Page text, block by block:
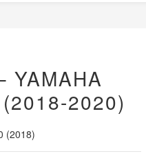
YAMAHA
2020)
(2018)